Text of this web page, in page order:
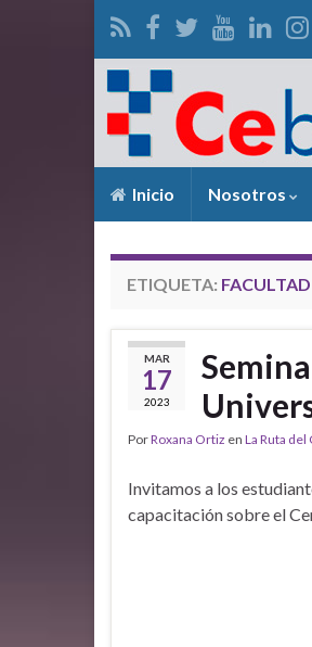
Inicio Nosotros
ETIQUETA:
MAR
17
2023
PorRoxana Ortiz en La Ruta del
Invitamos a los
capacitación sobre el